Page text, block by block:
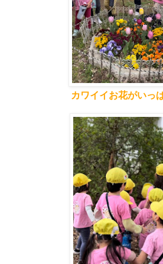
カワイイお花がい